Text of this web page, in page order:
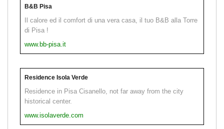
B&B Pisa
Il calore ed il comfort di una vera casa, il tuo B&B alla Torre
di Pisa !
www.bb-pisa.it
Residence Isola Verde
Residence in Pisa Cisanello, not far away from the city
historical center.
www.isolaverde.com